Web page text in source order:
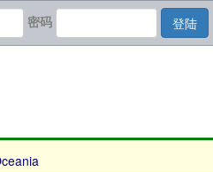
密码 登陆